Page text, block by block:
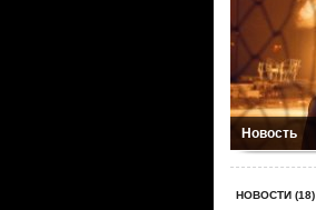
Новость
НОВОСТИ (18)